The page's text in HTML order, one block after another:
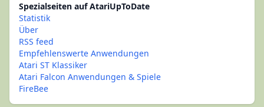
Spezialseiten auf AtariUpToDate
Statistik
Über
RSS feed
Empfehlenswerte Anwendungen
Atari ST Klassiker
Atari Falcon Anwendungen & Spiele
FireBee